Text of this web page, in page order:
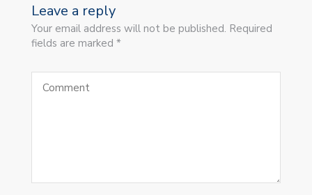
Leave a reply
Your email address will not be published. Required
fields are marked *